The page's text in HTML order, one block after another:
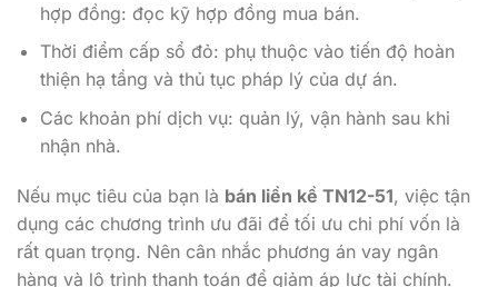
hợp đồng: đọc kỹ hợp đồng mua bán.
Thời điểm cấp sổ đỏ: phụ thuộc vào tiến độ hoàn
thiện hạ tầng và thủ tục pháp lý của dự án.
Các khoản phí dịch vụ: quản lý, vận hành sau khi
nhận nhà.
Nếu mục tiêu của bạn là bán liền kề TN12-51, việc tận
dụng các chương trình ưu đãi để tối ưu chi phí vốn là
rất quan trọng. Nên cân nhắc phương án vay ngân
hàng và lộ trình thanh toán để giảm áp lực tài chính.